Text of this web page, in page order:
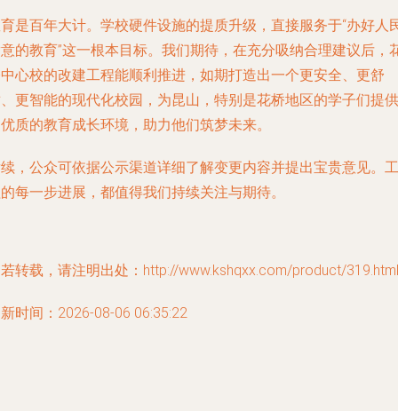
是百年大计。学校硬件设施的提质升级，直接服务于“办好人
的教育”这一根本目标。我们期待，在充分吸纳合理建议后，
心校的改建工程能顺利推进，如期打造出一个更安全、更舒
更智能的现代化校园，为昆山，特别是花桥地区的学子们提供
质的教育成长环境，助力他们筑梦未来。
，公众可依据公示渠道详细了解变更内容并提出宝贵意见。工
每一步进展，都值得我们持续关注与期待。
转载，请注明出处：http://www.kshqxx.com/product/319.html
时间：2026-08-06 06:35:22